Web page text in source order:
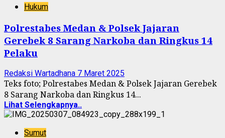
Hukum
Polrestabes Medan & Polsek Jajaran
Gerebek 8 Sarang Narkoba dan Ringkus 14
Pelaku
Redaksi Wartadhana 7 Maret 2025
Teks foto; Polrestabes Medan & Polsek Jajaran Gerebek
8 Sarang Narkoba dan Ringkus 14...
Lihat Selengkapnya..
Sumut